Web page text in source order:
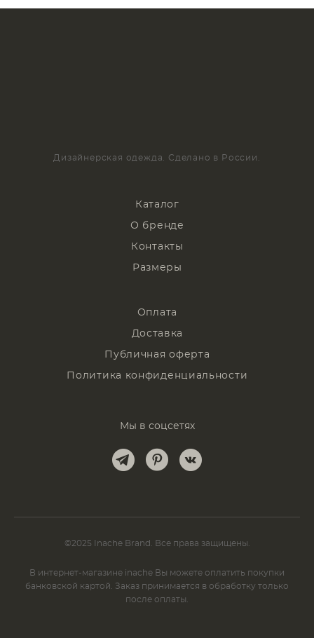
Дизайнерская одежда. Сделано в России.
Каталог
О бренде
Контакты
Размеры
Оплата
Доставка
Публичная оферта
Политика конфиденциальности
Мы в соцсетях
©2025 Inache Brand. Все права защищены.
В интернет-магазине inache Вы можете оплатить покупки
банковской картой. Заказ принимается в обработку только
после оплаты.